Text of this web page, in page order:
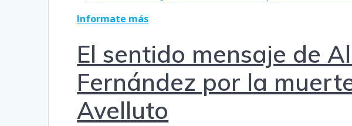
Informate más
El sentido mensaje de
Fernández por la
Avelluto